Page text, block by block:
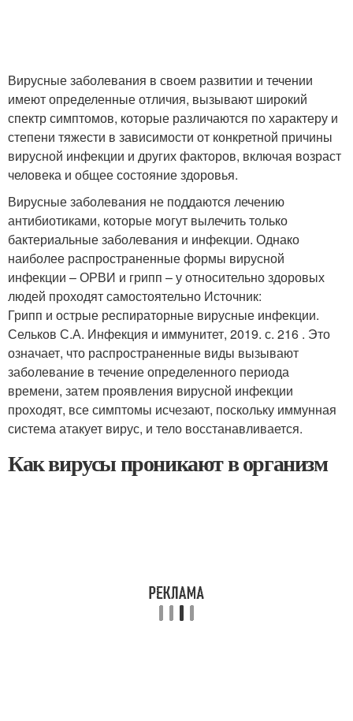
Вирусные заболевания в своем развитии и течении
имеют определенные отличия, вызывают широкий
спектр симптомов, которые различаются по характеру и
степени тяжести в зависимости от конкретной причины
вирусной инфекции и других факторов, включая возраст
человека и общее состояние здоровья.
Вирусные заболевания не поддаются лечению
антибиотиками, которые могут вылечить только
бактериальные заболевания и инфекции. Однако
наиболее распространенные формы вирусной
инфекции – ОРВИ и грипп – у относительно здоровых
людей проходят самостоятельно Источник:
Грипп и острые респираторные вирусные инфекции.
Сельков С.А. Инфекция и иммунитет, 2019. с. 216 . Это
означает, что распространенные виды вызывают
заболевание в течение определенного периода
времени, затем проявления вирусной инфекции
проходят, все симптомы исчезают, поскольку иммунная
система атакует вирус, и тело восстанавливается.
Как вирусы проникают в организм